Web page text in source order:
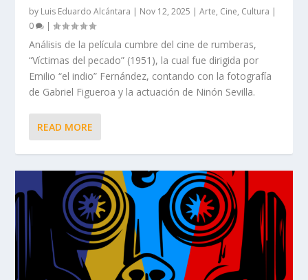
by Luis Eduardo Alcántara | Nov 12, 2025 |Arte, Cine, Cultura |
0
|
Análisis de la película cumbre del cine de rumberas,
“Víctimas del pecado” (1951), la cual fue dirigida por
Emilio “el indio” Fernández, contando con la fotografía
de Gabriel Figueroa y la actuación de Ninón Sevilla.
READ MORE